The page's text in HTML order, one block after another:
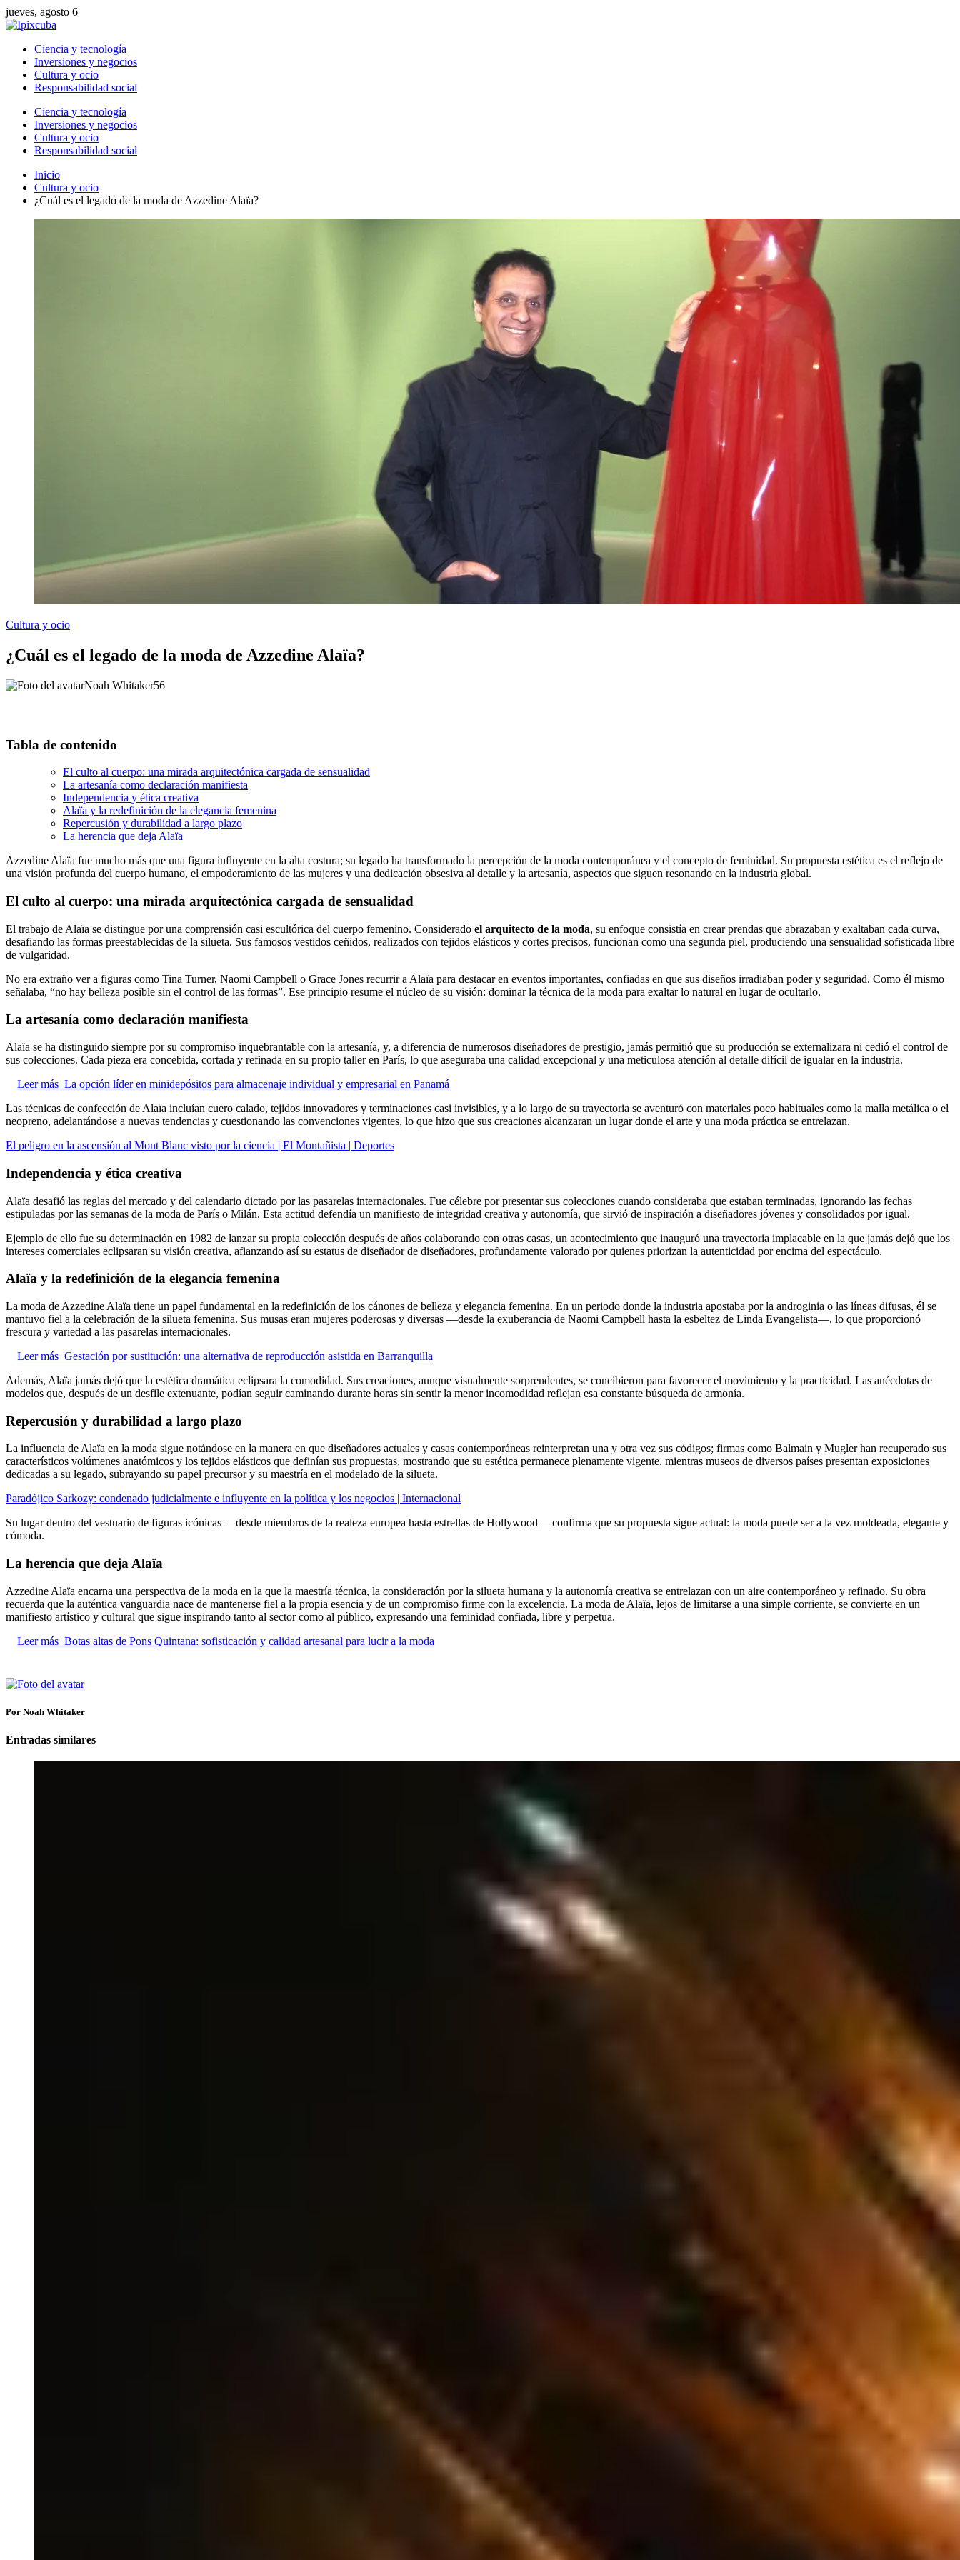
jueves, agosto 6
Ciencia y tecnología
Inversiones y negocios
Cultura y ocio
Responsabilidad social
Ciencia y tecnología
Inversiones y negocios
Cultura y ocio
Responsabilidad social
Inicio
Cultura y ocio
¿Cuál es el legado de la moda de Azzedine Alaïa?
Cultura y ocio
¿Cuál es el legado de la moda de Azzedine Alaïa?
Noah Whitaker56
Tabla de contenido
El culto al cuerpo: una mirada arquitectónica cargada de sensualidad
La artesanía como declaración manifiesta
Independencia y ética creativa
Alaïa y la redefinición de la elegancia femenina
Repercusión y durabilidad a largo plazo
La herencia que deja Alaïa
Azzedine Alaïa fue mucho más que una figura influyente en la alta costura; su legado ha transformado la percepción de la moda contemporánea y el concepto de feminidad. Su propuesta estética es el reflejo de
una visión profunda del cuerpo humano, el empoderamiento de las mujeres y una dedicación obsesiva al detalle y la artesanía, aspectos que siguen resonando en la industria global.
El culto al cuerpo: una mirada arquitectónica cargada de sensualidad
El trabajo de Alaïa se distingue por una comprensión casi escultórica del cuerpo femenino. Considerado el arquitecto de la moda, su enfoque consistía en crear prendas que abrazaban y exaltaban cada curva,
desafiando las formas preestablecidas de la silueta. Sus famosos vestidos ceñidos, realizados con tejidos elásticos y cortes precisos, funcionan como una segunda piel, produciendo una sensualidad sofisticada libre
de vulgaridad.
No era extraño ver a figuras como Tina Turner, Naomi Campbell o Grace Jones recurrir a Alaïa para destacar en eventos importantes, confiadas en que sus diseños irradiaban poder y seguridad. Como él mismo
señalaba, “no hay belleza posible sin el control de las formas”. Ese principio resume el núcleo de su visión: dominar la técnica de la moda para exaltar lo natural en lugar de ocultarlo.
La artesanía como declaración manifiesta
Alaïa se ha distinguido siempre por su compromiso inquebrantable con la artesanía, y, a diferencia de numerosos diseñadores de prestigio, jamás permitió que su producción se externalizara ni cedió el control de
sus colecciones. Cada pieza era concebida, cortada y refinada en su propio taller en París, lo que aseguraba una calidad excepcional y una meticulosa atención al detalle difícil de igualar en la industria.
Leer más La opción líder en minidepósitos para almacenaje individual y empresarial en Panamá
Las técnicas de confección de Alaïa incluían cuero calado, tejidos innovadores y terminaciones casi invisibles, y a lo largo de su trayectoria se aventuró con materiales poco habituales como la malla metálica o el
neopreno, adelantándose a nuevas tendencias y cuestionando las convenciones vigentes, lo que hizo que sus creaciones alcanzaran un lugar donde el arte y una moda práctica se entrelazan.
El peligro en la ascensión al Mont Blanc visto por la ciencia | El Montañista | Deportes
Independencia y ética creativa
Alaïa desafió las reglas del mercado y del calendario dictado por las pasarelas internacionales. Fue célebre por presentar sus colecciones cuando consideraba que estaban terminadas, ignorando las fechas
estipuladas por las semanas de la moda de París o Milán. Esta actitud defendía un manifiesto de integridad creativa y autonomía, que sirvió de inspiración a diseñadores jóvenes y consolidados por igual.
Ejemplo de ello fue su determinación en 1982 de lanzar su propia colección después de años colaborando con otras casas, un acontecimiento que inauguró una trayectoria implacable en la que jamás dejó que los
intereses comerciales eclipsaran su visión creativa, afianzando así su estatus de diseñador de diseñadores, profundamente valorado por quienes priorizan la autenticidad por encima del espectáculo.
Alaïa y la redefinición de la elegancia femenina
La moda de Azzedine Alaïa tiene un papel fundamental en la redefinición de los cánones de belleza y elegancia femenina. En un periodo donde la industria apostaba por la androginia o las líneas difusas, él se
mantuvo fiel a la celebración de la silueta femenina. Sus musas eran mujeres poderosas y diversas —desde la exuberancia de Naomi Campbell hasta la esbeltez de Linda Evangelista—, lo que proporcionó
frescura y variedad a las pasarelas internacionales.
Leer más Gestación por sustitución: una alternativa de reproducción asistida en Barranquilla
Además, Alaïa jamás dejó que la estética dramática eclipsara la comodidad. Sus creaciones, aunque visualmente sorprendentes, se concibieron para favorecer el movimiento y la practicidad. Las anécdotas de
modelos que, después de un desfile extenuante, podían seguir caminando durante horas sin sentir la menor incomodidad reflejan esa constante búsqueda de armonía.
Repercusión y durabilidad a largo plazo
La influencia de Alaïa en la moda sigue notándose en la manera en que diseñadores actuales y casas contemporáneas reinterpretan una y otra vez sus códigos; firmas como Balmain y Mugler han recuperado sus
característicos volúmenes anatómicos y los tejidos elásticos que definían sus propuestas, mostrando que su estética permanece plenamente vigente, mientras museos de diversos países presentan exposiciones
dedicadas a su legado, subrayando su papel precursor y su maestría en el modelado de la silueta.
Paradójico Sarkozy: condenado judicialmente e influyente en la política y los negocios | Internacional
Su lugar dentro del vestuario de figuras icónicas —desde miembros de la realeza europea hasta estrellas de Hollywood— confirma que su propuesta sigue actual: la moda puede ser a la vez moldeada, elegante y
cómoda.
La herencia que deja Alaïa
Azzedine Alaïa encarna una perspectiva de la moda en la que la maestría técnica, la consideración por la silueta humana y la autonomía creativa se entrelazan con un aire contemporáneo y refinado. Su obra
recuerda que la auténtica vanguardia nace de mantenerse fiel a la propia esencia y de un compromiso firme con la excelencia. La moda de Alaïa, lejos de limitarse a una simple corriente, se convierte en un
manifiesto artístico y cultural que sigue inspirando tanto al sector como al público, expresando una feminidad confiada, libre y perpetua.
Leer más Botas altas de Pons Quintana: sofisticación y calidad artesanal para lucir a la moda
Por Noah Whitaker
Entradas similares